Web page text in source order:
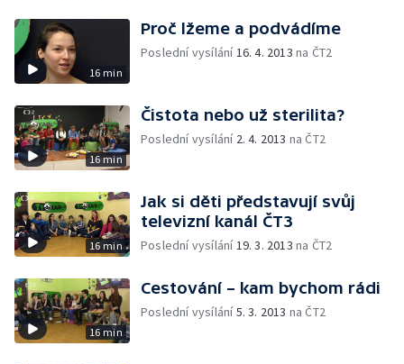
16 min
Proč lžeme a podvádíme
Poslední vysílání16. 4. 2013 na ČT2
16 min
Čistota nebo už sterilita?
Poslední vysílání 2. 4. 2013 na ČT2
16 min
Jak si děti představují svůj
televizní kanál ČT3
Poslední vysílání19. 3. 2013 na ČT2
16 min
Cestování – kam bychom rádi
Poslední vysílání5. 3. 2013 na ČT2